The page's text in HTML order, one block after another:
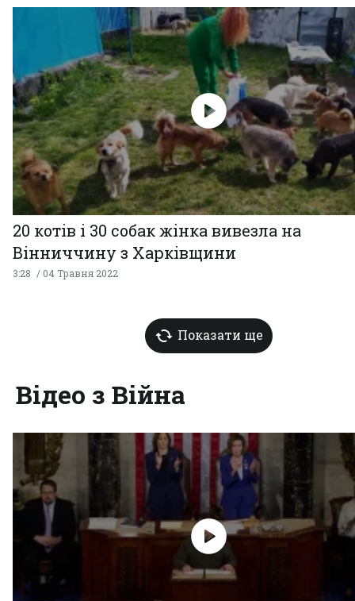
20 котів і 30 собак жінка вивезла на
Вінниччину з Харківщини
3:28 04 Травня 2022
Показати ще
Відео з Війна